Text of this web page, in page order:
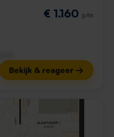
€ 1.160 p/m
Bekijk & reageer →